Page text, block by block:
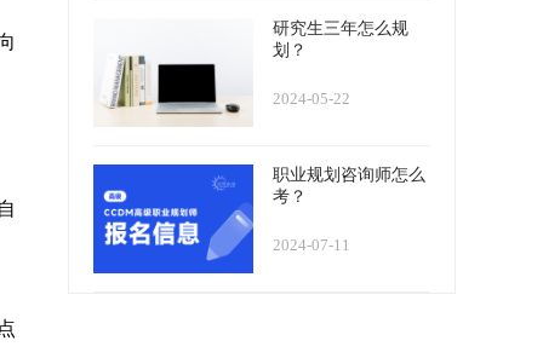
研究生三年怎么规
划？
2024-05-22
职业规划咨询师怎么
考？
2024-07-11